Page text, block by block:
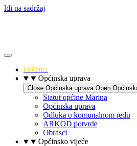
Idi na sadržaj
Početna
Općinska uprava
Close Općinska uprava Open
Statut općine Marina
Općinska uprava
Odluka o komunalnom redu
ARKOD potvrde
Obrasci
Općinsko vijeće